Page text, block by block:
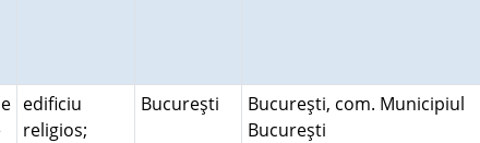
edificiu
religios;
Bucureşti
Bucureşti, com. Municipiul
Bucureşti